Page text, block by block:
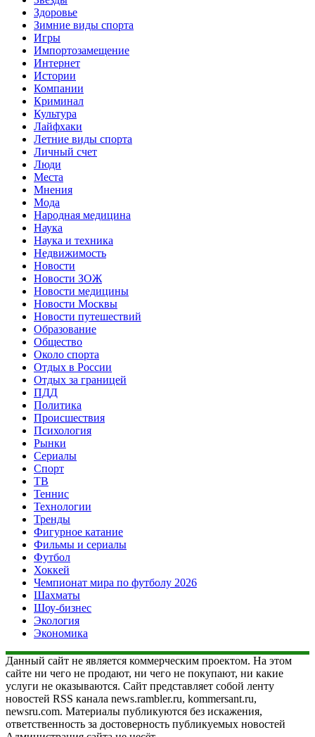
Здоровье
Зимние виды спорта
Игры
Импортозамещение
Интернет
Истории
Компании
Криминал
Культура
Лайфхаки
Летние виды спорта
Личный счет
Люди
Места
Мнения
Мода
Народная медицина
Наука
Наука и техника
Недвижимость
Новости
Новости ЗОЖ
Новости медицины
Новости Москвы
Новости путешествий
Образование
Общество
Около спорта
Отдых в России
Отдых за границей
ПДД
Политика
Происшествия
Психология
Рынки
Сериалы
Спорт
ТВ
Теннис
Технологии
Тренды
Фигурное катание
Фильмы и сериалы
Футбол
Хоккей
Чемпионат мира по футболу 2026
Шахматы
Шоу-бизнес
Экология
Экономика
Данный сайт не является коммерческим проектом. На этом
сайте ни чего не продают, ни чего не покупают, ни какие
услуги не оказываются. Сайт представляет собой ленту
новостей RSS канала news.rambler.ru, kommersant.ru,
newsru.com. Материалы публикуются без искажения,
ответственность за достоверность публикуемых новостей